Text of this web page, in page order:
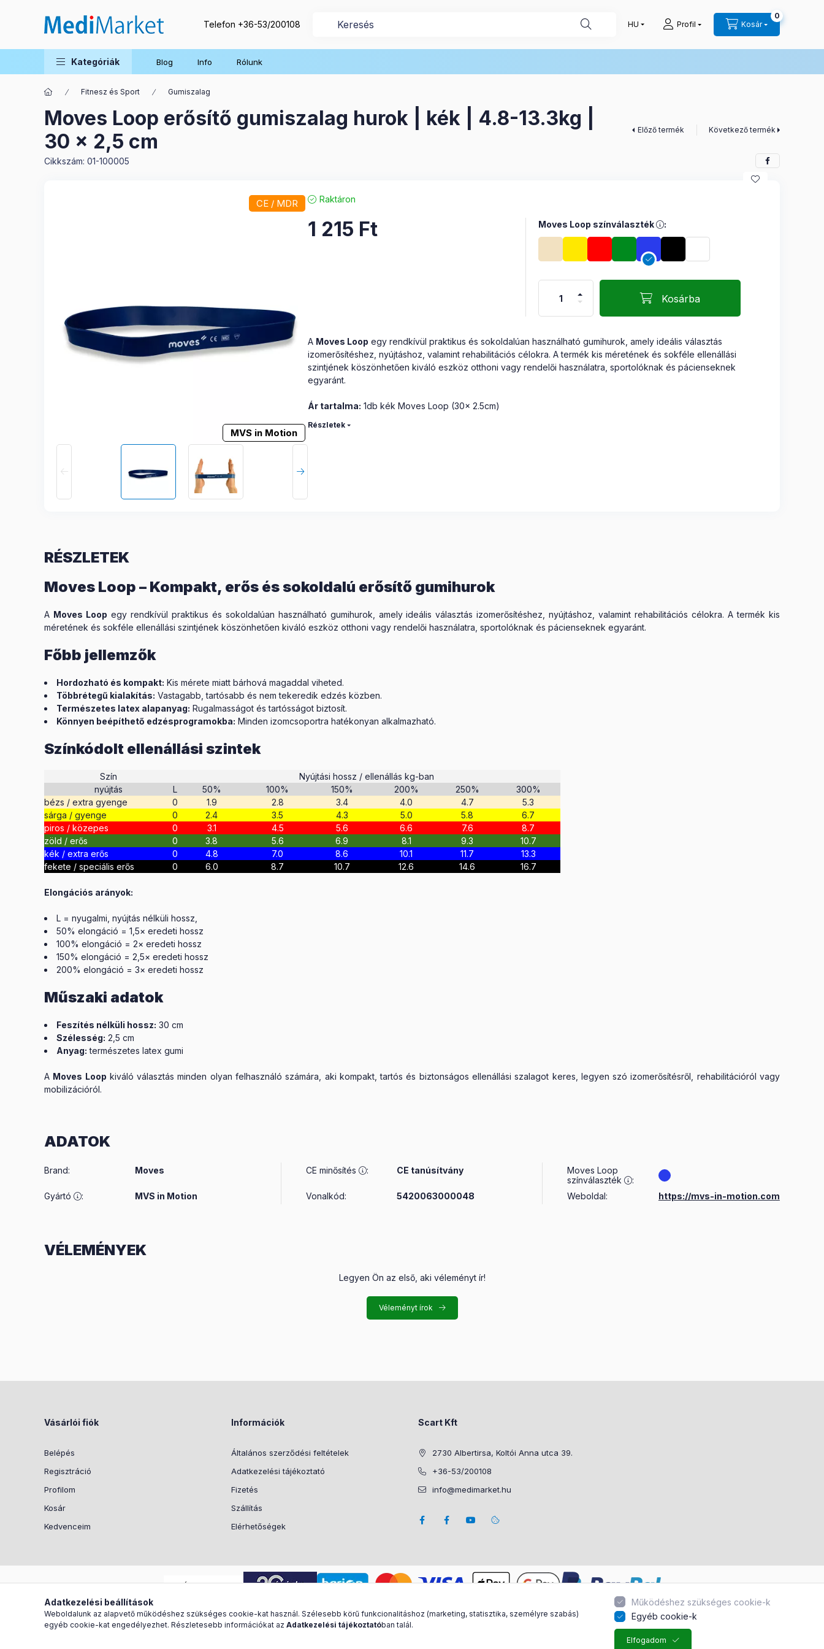
Telefon +36-53/200108 Profil Kosár
0
Kategóriák Blog Info Rólunk
Fitnesz és Sport Gumiszalag
Moves Loop erősítő gumiszalag hurok | kék | 4.8-13.3kg |
30 x 2,5 cm
Előző termék Következő termék
Cikkszám: 01-100005
CE / MDR
MVS in Motion
Raktáron
1 215 Ft Moves Loop színválaszték, Moves Loop színválasztékBézs –
Moves Loop színválaszték :
Kosárba
A Moves Loop egy rendkívül praktikus és sokoldalúan használható gumihurok, amely ideális választás
izomerősítéshez, nyújtáshoz, valamint rehabilitációs célokra. A termék kis méretének és sokféle ellenállási
szintjének köszönhetően kiváló eszköz otthoni vagy rendelői használatra, sportolóknak és pácienseknek
egyaránt.
Ár tartalma: 1db kék Moves Loop (30x 2.5cm)
Részletek
RÉSZLETEK
Moves Loop – Kompakt, erős és sokoldalú erősítő gumihurok
A Moves Loop egy rendkívül praktikus és sokoldalúan használható gumihurok, amely ideális választás izomerősítéshez, nyújtáshoz, valamint rehabilitációs célokra. A termék kis
méretének és sokféle ellenállási szintjének köszönhetően kiváló eszköz otthoni vagy rendelői használatra, sportolóknak és pácienseknek egyaránt.
Főbb jellemzők
Hordozható és kompakt: Kis mérete miatt bárhová magaddal viheted.
Többrétegű kialakítás: Vastagabb, tartósabb és nem tekeredik edzés közben.
Természetes latex alapanyag: Rugalmasságot és tartósságot biztosít.
Könnyen beépíthető edzésprogramokba: Minden izomcsoportra hatékonyan alkalmazható.
Színkódolt ellenállási szintek
Szín
Nyújtási hossz / ellenállás kg-ban
nyújtás
L 50% 100% 150% 200% 250%
300%
bézs / extra gyenge
0 1.9 2.8 3.4 4.0 4.7
5.3
sárga / gyenge
0 2.4 3.5 4.3 5.0 5.8
6.7
piros / közepes
0 3.1 4.5 5.6 6.6 7.6
8.7
zöld / erős
0 3.8 5.6 6.9 8.1 9.3
10.7
kék / extra erős
0 4.8 7.0 8.6 10.1 11.7
13.3
fekete / speciális erős
0 6.0 8.7 10.7 12.6 14.6 16.7
Elongációs arányok:
L = nyugalmi, nyújtás nélküli hossz,
50% elongáció = 1,5× eredeti hossz
100% elongáció = 2× eredeti hossz
150% elongáció = 2,5× eredeti hossz
200% elongáció = 3× eredeti hossz
Műszaki adatok
Feszítés nélküli hossz: 30 cm
Szélesség: 2,5 cm
Anyag: természetes latex gumi
A Moves Loop kiváló választás minden olyan felhasználó számára, aki kompakt, tartós és biztonságos ellenállási szalagot keres, legyen szó izomerősítésről, rehabilitációról vagy
mobilizációról.
ADATOK
Brand: Moves CE minősítés : CE tanúsítvány
Moves Loop
színválaszték
:
Gyártó
: MVS in Motion Vonalkód: 5420063000048 Weboldal: https://mvs-in-motion.com
VÉLEMÉNYEK
Legyen Ön az első, aki véleményt ír!
Véleményt írok
Vásárlói fiók
Belépés
Regisztráció
Profilom
Kosár
Kedvenceim
Információk
Általános szerződési feltételek
Adatkezelési tájékoztató
Fizetés
Szállítás
Elérhetőségek
Scart Kft
2730 Albertirsa, Koltói Anna utca 39.
+36-53/200108
info@medimarket.hu
Adatkezelési beállítások
Weboldalunk az alapvető működéshez szükséges cookie-kat használ. Szélesebb körű funkcionalitáshoz (marketing, statisztika, személyre szabás)
egyéb cookie-kat engedélyezhet. Részletesebb információkat az Adatkezelési tájékoztatóban talál.
Működéshez szükséges cookie-k
Egyéb cookie-k
Elfogadom